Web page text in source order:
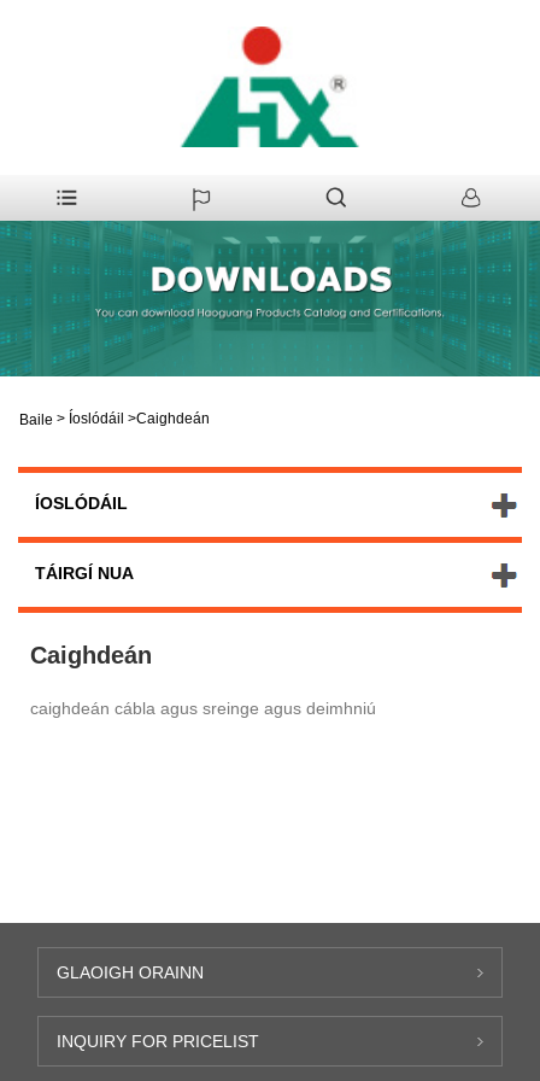
Baile > Íoslódáil >Caighdeán
ÍOSLÓDÁIL
TÁIRGÍ NUA
Caighdeán
caighdeán cábla agus sreinge agus deimhniú
GLAOIGH ORAINN
INQUIRY FOR PRICELIST